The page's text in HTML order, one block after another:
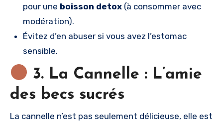
pour une boisson detox(à consommer avec
modération).
Évitez d’en abuser si vous avez l’estomac
sensible.
3. La Cannelle : L’amie
des becs sucrés
La cannelle n’est pas seulement délicieuse, elle est